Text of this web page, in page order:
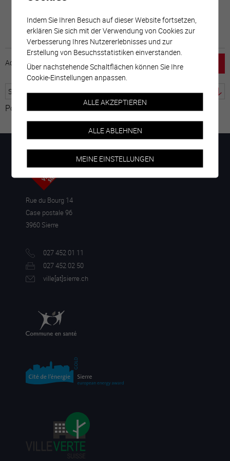
Accueil horaire emploi Mentions légales
Powered by Google Übersetzer
Rue du Bourg 14
Case postale 96
3960 Sierre
027 452 01 11
027 452 02 50
ville[at]sierre.ch
Indem Sie Ihren Besuch auf dieser Website fortsetzen,
erklären Sie sich mit der Verwendung von Cookies zur
Verbesserung Ihres Nutzererlebnisses und zur
Erstellung von Besuchsstatistiken einverstanden.
Über nachstehende Schaltflächen können Sie Ihre
Cookie-Einstellungen anpassen.
ALLE AKZEPTIEREN
ALLE ABLEHNEN
MEINE EINSTELLUNGEN